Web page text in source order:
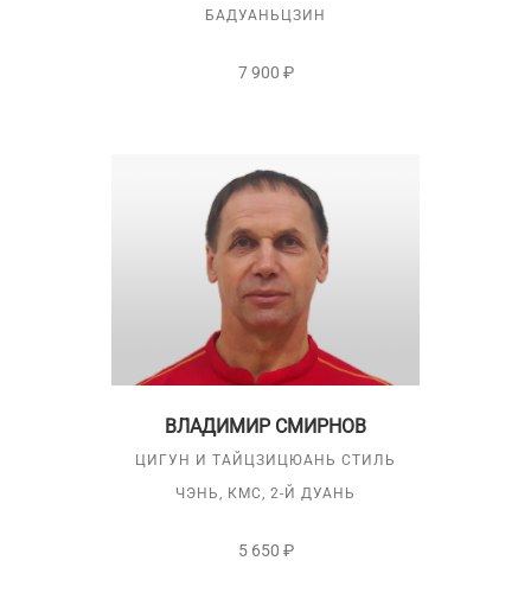
БАДУАНЬЦЗИН
7 900 ₽
ВЛАДИМИР СМИРНОВ
ЦИГУН И ТАЙЦЗИЦЮАНЬ СТИЛЬ
ЧЭНЬ, КМС, 2-Й ДУАНЬ
5 650 ₽